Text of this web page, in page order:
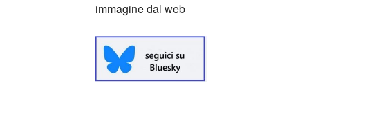
immagine dal web